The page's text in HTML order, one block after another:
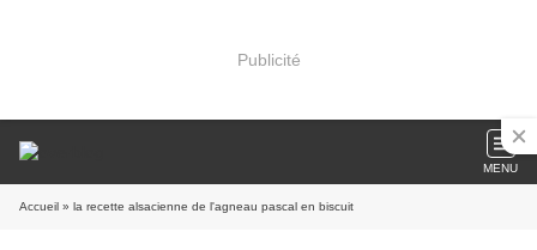
Publicité
MENU
Accueil » la recette alsacienne de l'agneau pascal en biscuit